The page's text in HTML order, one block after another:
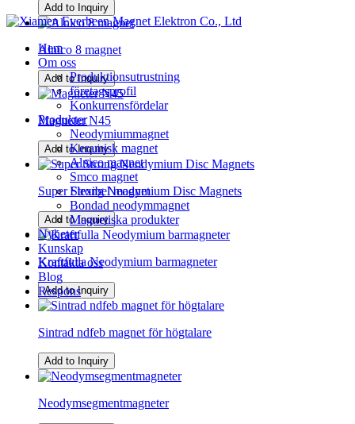
Hem
Om oss
Produktionsutrustning
företagsprofil
Konkurrensfördelar
Produkter
Neodymiummagnet
Keramisk magnet
Alnico magnet
Smco magnet
Flexibel magnet
Bondad neodymmagnet
Magnetiska produkter
Nyheter
Kunskap
Kontakta oss
Blog
Respons
Add to Inquiry
Alnico 8 magnet
Add to Inquiry
Magneter N45
Add to Inquiry
Super Strong Neodymium Disc Magnets
Add to Inquiry
Kraftfulla Neodymium barmagneter
Add to Inquiry
Sintrad ndfeb magnet för högtalare
Add to Inquiry
Neodymsegmentmagneter